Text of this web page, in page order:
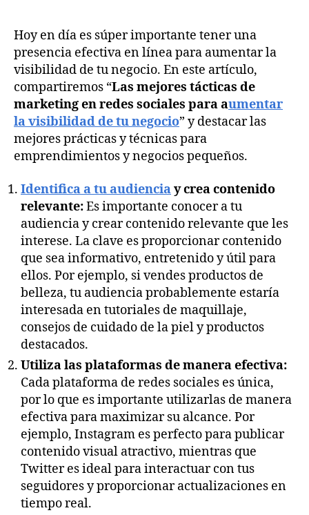
Hoy en día es súper importante tener una
presencia efectiva en línea para aumentar la
visibilidad de tu negocio. En este artículo,
compartiremos “Las mejores tácticas de
marketing en redes sociales para aumentar
la visibilidad de tu negocio” y destacar las
mejores prácticas y técnicas para
emprendimientos y negocios pequeños.
Identifica a tu audienciay crea contenido
relevante:Es importante conocer a tu
audiencia y crear contenido relevante que les
interese. La clave es proporcionar contenido
que sea informativo, entretenido y útil para
ellos. Por ejemplo, si vendes productos de
belleza, tu audiencia probablemente estaría
interesada en tutoriales de maquillaje,
consejos de cuidado de la piel y productos
destacados.
Utiliza las plataformas de manera efectiva:
Cada plataforma de redes sociales es única,
por lo que es importante utilizarlas de manera
efectiva para maximizar su alcance. Por
ejemplo, Instagram es perfecto para publicar
contenido visual atractivo, mientras que
Twitter es ideal para interactuar con tus
seguidores y proporcionar actualizaciones en
tiempo real.